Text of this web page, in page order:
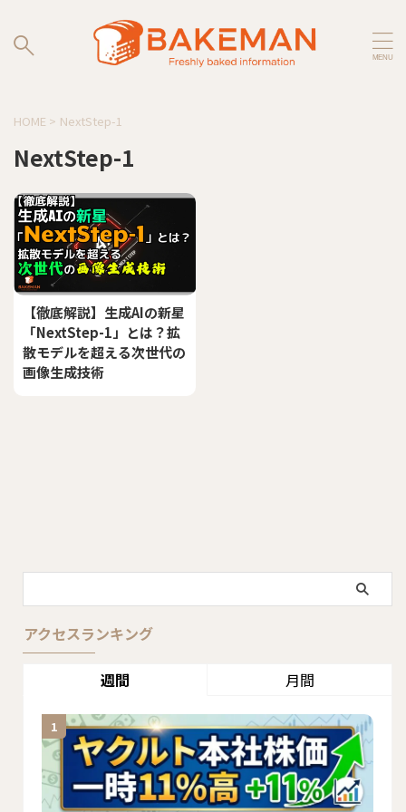
HOME > NextStep-1
NextStep-1
【徹底解説】生成AIの新星
「NextStep-1」とは？拡
散モデルを超える次世代の
画像生成技術
アクセスランキング
週間 月間